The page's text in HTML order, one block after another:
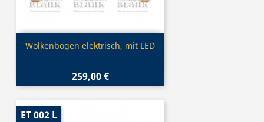
Vorschau
Wolkenbogen elektrisch, mit LED
259,00 €
ET 002 L